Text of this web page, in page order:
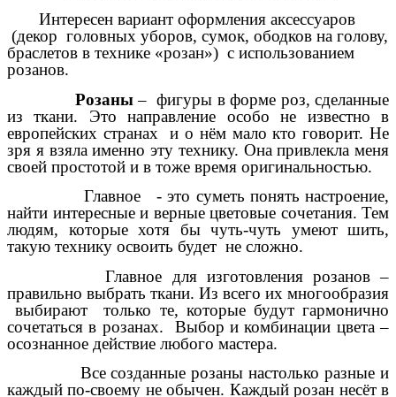
Интересен вариант оформления аксессуаров
(декор головных уборов, сумок, ободков на голову,
браслетов в технике «розан») с использованием
розанов.
Розаны– фигуры в форме роз, сделанные
из ткани. Это направление особо не известно в
европейских странах и о нём мало кто говорит. Не
зря я взяла именно эту технику. Она привлекла меня
своей простотой и в тоже время оригинальностью.
Главное - это суметь понять настроение,
найти интересные и верные цветовые сочетания. Тем
людям, которые хотя бы чуть-чуть умеют шить,
такую технику освоить будет не сложно.
Главное для изготовления розанов –
правильно выбрать ткани. Из всего их многообразия
выбирают только те, которые будут гармонично
сочетаться в розанах. Выбор и комбинации цвета –
осознанное действие любого мастера.
Все созданные розаны настолько разные и
каждый по-своему не обычен. Каждый розан несёт в